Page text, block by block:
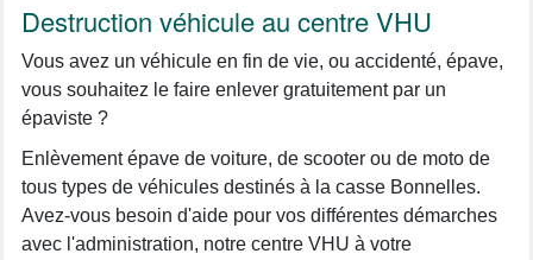
Destruction véhicule au centre VHU
Vous avez un véhicule en fin de vie, ou accidenté, épave,
vous souhaitez le faire enlever gratuitement par un
épaviste ?
Enlèvement épave de voiture, de scooter ou de moto de
tous types de véhicules destinés à la casse Bonnelles.
Avez-vous besoin d'aide pour vos différentes démarches
avec l'administration, notre centre VHU à votre